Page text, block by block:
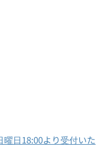
日18:00より受付いた